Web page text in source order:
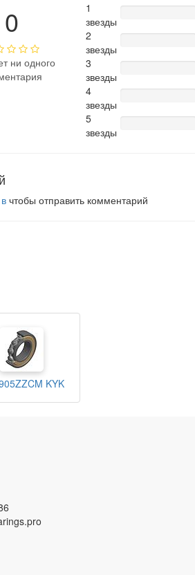
0
ни одного
1
звезды
2
звезды
3
звезды
4
звезды
5
звезды
чтобы отправить комментарий
KYK